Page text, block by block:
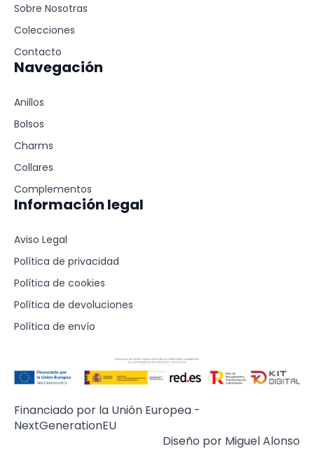
Sobre Nosotras
Colecciones
Contacto
Navegación
Anillos
Bolsos
Charms
Collares
Complementos
Información legal
Aviso Legal
Política de privacidad
Política de cookies
Política de devoluciones
Política de envío
Financiado por la Unión Europea -
NextGenerationEU
Diseño por Miguel Alonso